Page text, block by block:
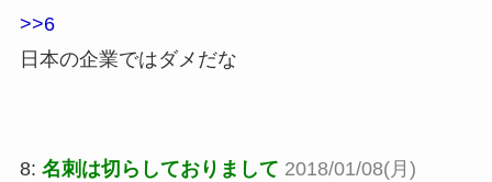
>>6
日本の企業ではダメだな
8: 名刺は切らしておりまして 2018/01/08(月)